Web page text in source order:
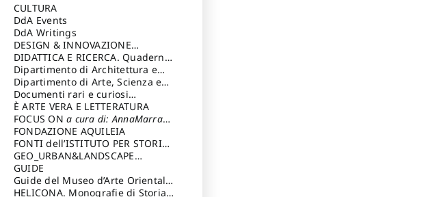
Gubinelli Luna
CULTURA
DdA Events
DdA Writings
DESIGN & INNOVAZIONE
TECNOLOGICAa cura di: Vallicelli
Andrea
DIDATTICA E RICERCA. Quaderni
della Scuola
Dipartimento di Architettura e
Analisi della Città Mediterranea
Dipartimento di Arte, Scienza e
Tecnica del Costuire
Documenti rari e curiosi
dall'Archivio Segreto
È ARTE VERA E LETTERATURA
FOCUS ONa cura di: AnnaMarra
Contemporanea
FONDAZIONE AQUILEIA
FONTI dell’ISTITUTO PER STORIA
DEL RISORGIMENTO
GEO_URBAN&LANDSCAPE
PLANNING (GULP)
Trusiani Elio
GUIDE
Guide del Museo d’Arte Orientale
“Giuseppe Tucci”
HELICONA. Monografie di Storia